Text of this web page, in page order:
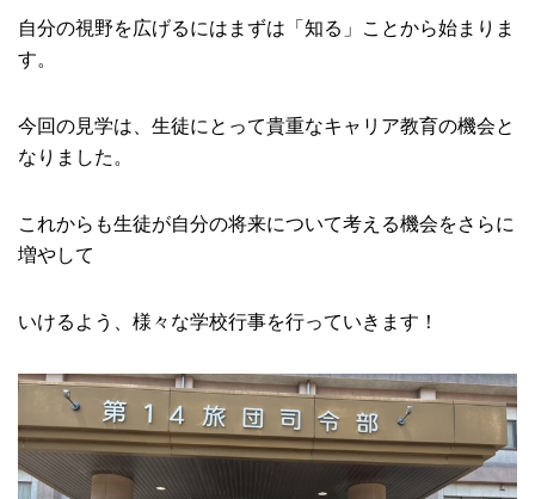
自分の視野を広げるにはまずは「知る」ことから始まりま
す。
今回の見学は、生徒にとって貴重なキャリア教育の機会と
なりました。
これからも生徒が自分の将来について考える機会をさらに
増やして
いけるよう、様々な学校行事を行っていきます！